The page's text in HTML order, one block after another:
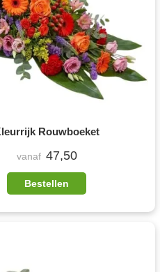
Rouwboeket
vanaf 47,50
Bestellen